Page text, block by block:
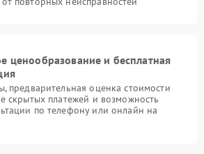
ценообразование и бесплатная
предварительная оценка стоимости
скрытых платежей и возможность
по телефону или онлайн на